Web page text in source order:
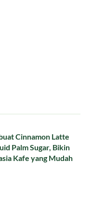
Cinnamon Latte
Palm Sugar, Bikin
Kafe yang Mudah